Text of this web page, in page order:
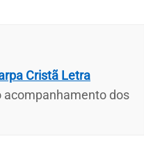
Cristã Letra
acompanhamento dos